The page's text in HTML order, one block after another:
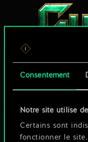
Consentement
Notre site utilise
Certains sont
fonctionner le